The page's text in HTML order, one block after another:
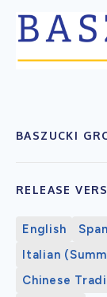
BASZUCKI
RELEASE
English
Italian
Chinese